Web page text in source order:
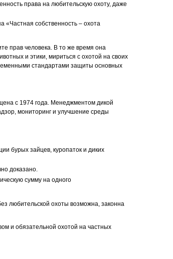
права на любительскую охоту, даже
«Частная собственность – охота
прав человека. В то же время она
и этики, мириться с охотой на своих
стандартами защиты основных
с 1974 года. Менеджментом дикой
мониторинг и улучшение среды
бурых зайцев, куропаток и диких
доказано.
сумму на одного
любительской охоты возможна, законна
и обязательной охотой на частных